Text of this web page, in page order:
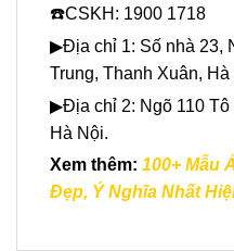
☎️CSKH: 1900 1718
▶Địa chỉ 1: Số nhà 23,
Trung, Thanh Xuân, Hà
▶Địa chỉ 2: Ngõ 110 Tô
Hà Nội.
Xem thêm: 100+ Mẫu
Đẹp, Ý Nghĩa Nhất